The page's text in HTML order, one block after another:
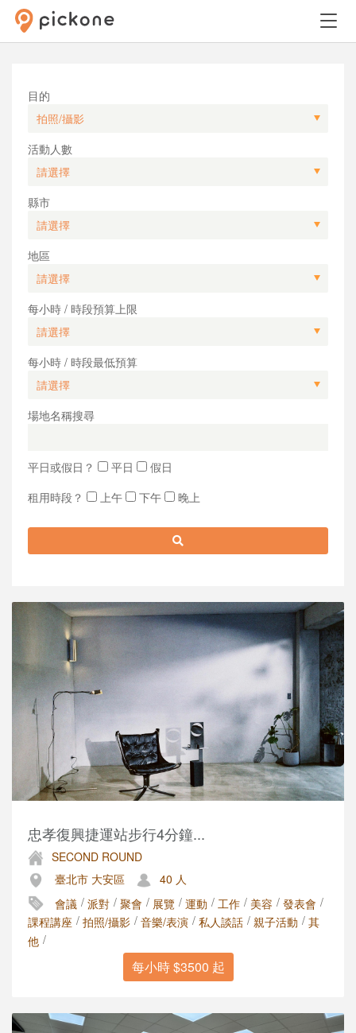
目的
活動人數
縣市
地區
每小時 / 時段預算上限
每小時 / 時段最低預算
場地名稱搜尋
平日或假日？ 平日
假日
租用時段？
上午 下午 晚上
忠孝復興捷運站步行4分鐘...
SECOND ROUND
臺北市 大安區
40 人
會議 / 派對 / 聚會 / 展覽 / 運動 / 工作 / 美容 / 發表會 /
課程講座 / 拍照/攝影 / 音樂/表演 / 私人談話 / 親子活動 / 其
他 /
每小時 $3500 起